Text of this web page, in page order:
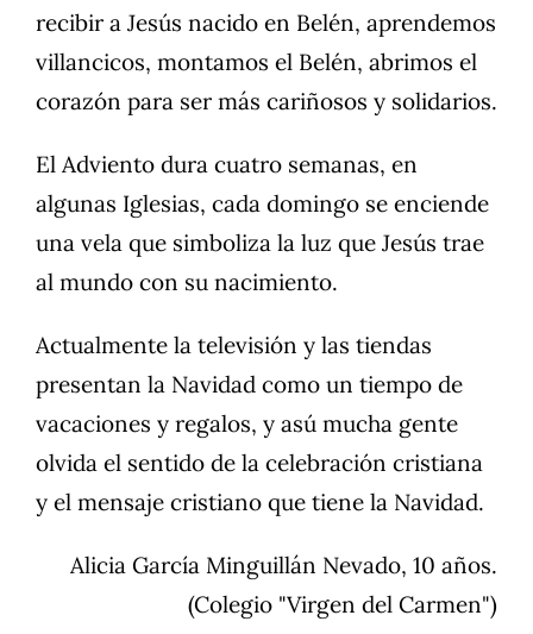
recibir a Jesús nacido en Belén, aprendemos
villancicos, montamos el Belén, abrimos el
corazón para ser más cariñosos y solidarios.
El Adviento dura cuatro semanas, en
algunas Iglesias, cada domingo se enciende
una vela que simboliza la luz que Jesús trae
al mundo con su nacimiento.
Actualmente la televisión y las tiendas
presentan la Navidad como un tiempo de
vacaciones y regalos, y asú mucha gente
olvida el sentido de la celebración cristiana
y el mensaje cristiano que tiene la Navidad.
Alicia García Minguillán Nevado, 10 años.
(Colegio "Virgen del Carmen")